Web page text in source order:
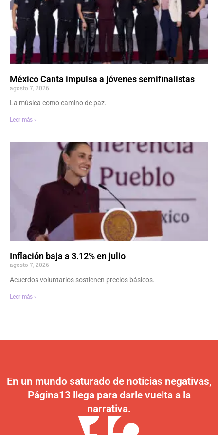
México Canta impulsa a jóvenes semifinalistas
agosto 7, 2026
La música como camino de paz.
Leer más ›
Inflación baja a 3.12% en julio
agosto 7, 2026
Acuerdos voluntarios sostienen precios básicos.
Leer más ›
En un mundo saturado de noticias negativas,
Página13 llega para darle vuelta a la
narrativa.